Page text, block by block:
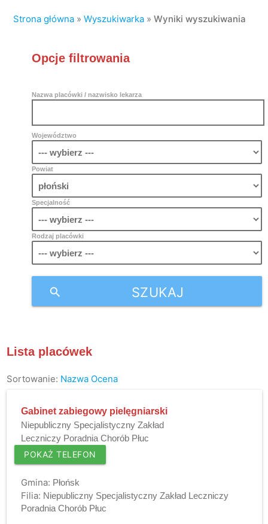
Strona główna »Wyszukiwarka »Wyniki wyszukiwania
Opcje filtrowania
Nazwa placówki / nazwisko lekarza
Województwo
Powiat
Specjalność
Rodzaj placówki
SZUKAJ
search
Lista placówek
Sortowanie: Nazwa Ocena
Gabinet zabiegowy pielęgniarski
Niepubliczny Specjalistyczny Zakład
Leczniczy Poradnia Chorób Płuc
POKAŻ TELEFON
Gmina: Płońsk
Filia: Niepubliczny Specjalistyczny Zakład Leczniczy
Poradnia Chorób Płuc